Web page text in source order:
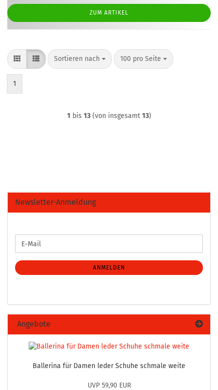
ZUM ARTIKEL
Sortieren nach
Sortieren nach 100 pro Seite
pro Seite
1
1 bis 13(von insgesamt 13)
Newsletter-Anmeldung
ZUR
ANMELDUNG
E-
Mail
ANMELDEN
Angebote
Bal­le­ri­na für Damen leder Schu­he schma­le weite
UVP 59,90 EUR